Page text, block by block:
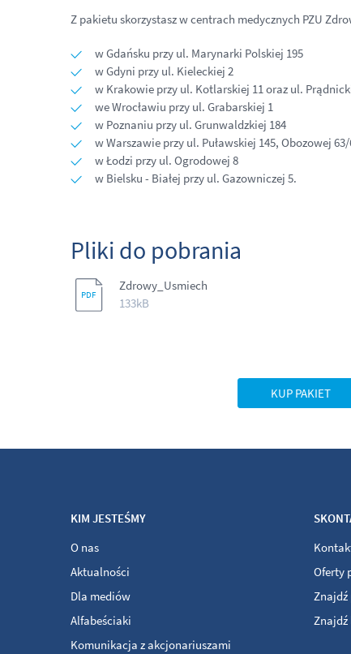
Z pakietu skorzystasz w centrach medycznych PZU
w Gdańsku przy ul. Marynarki Polskiej 195
w Gdyni przy ul. Kieleckiej 2
w Krakowie przy ul. Kotlarskiej 11 oraz ul.
we Wrocławiu przy ul. Grabarskiej 1
w Poznaniu przy ul. Grunwaldzkiej 184
w Warszawie przy ul. Puławskiej 145, Obozowej
w Łodzi przy ul. Ogrodowej 8
w Bielsku - Białej przy ul. Gazowniczej 5.
Pliki do pobrania
Zdrowy_Usmiech
133kB
KUP PAKIET
KIM JESTEŚMY
O nas
Aktualności
Dla mediów
Alfabeściaki
Komunikacja z akcjonariuszami
Oferty
Znajdź